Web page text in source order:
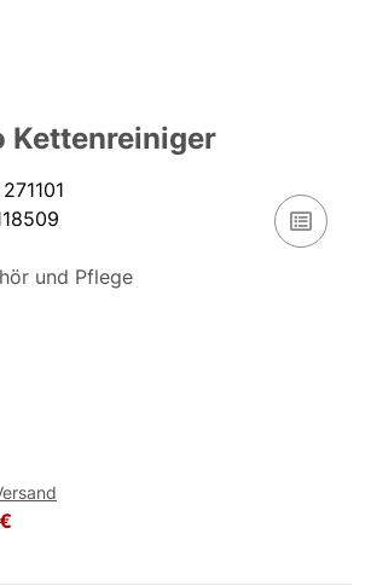
Kettenreiniger
271101
und Pflege